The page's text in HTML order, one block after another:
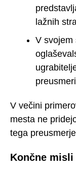
lažnih
V svojem
V večini
mesta ne
tega
Končne misli